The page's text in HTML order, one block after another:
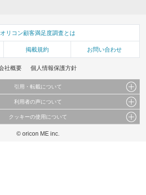
オリコン顧客満足度調査とは
掲載規約 お問い合わせ
社概要 個人情報保護方針
引用・転載について
報（文字、写真、イラスト、画像データ等）及びこれらの配
なく無断転載・複製などの二次利用を行うことは固く禁じて
利用者の声について
はすべてサービスの利用者が提出された見解・感想です。
とをご理解いただいた上でご覧ください。
クッキーの使用について
用して、ユーザーに合わせたコンテンツや広告の表示、ソー
© oricon ME inc.